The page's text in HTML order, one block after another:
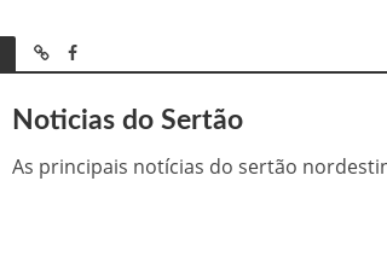
Noticias do Sertão
As principais notícias do sertão